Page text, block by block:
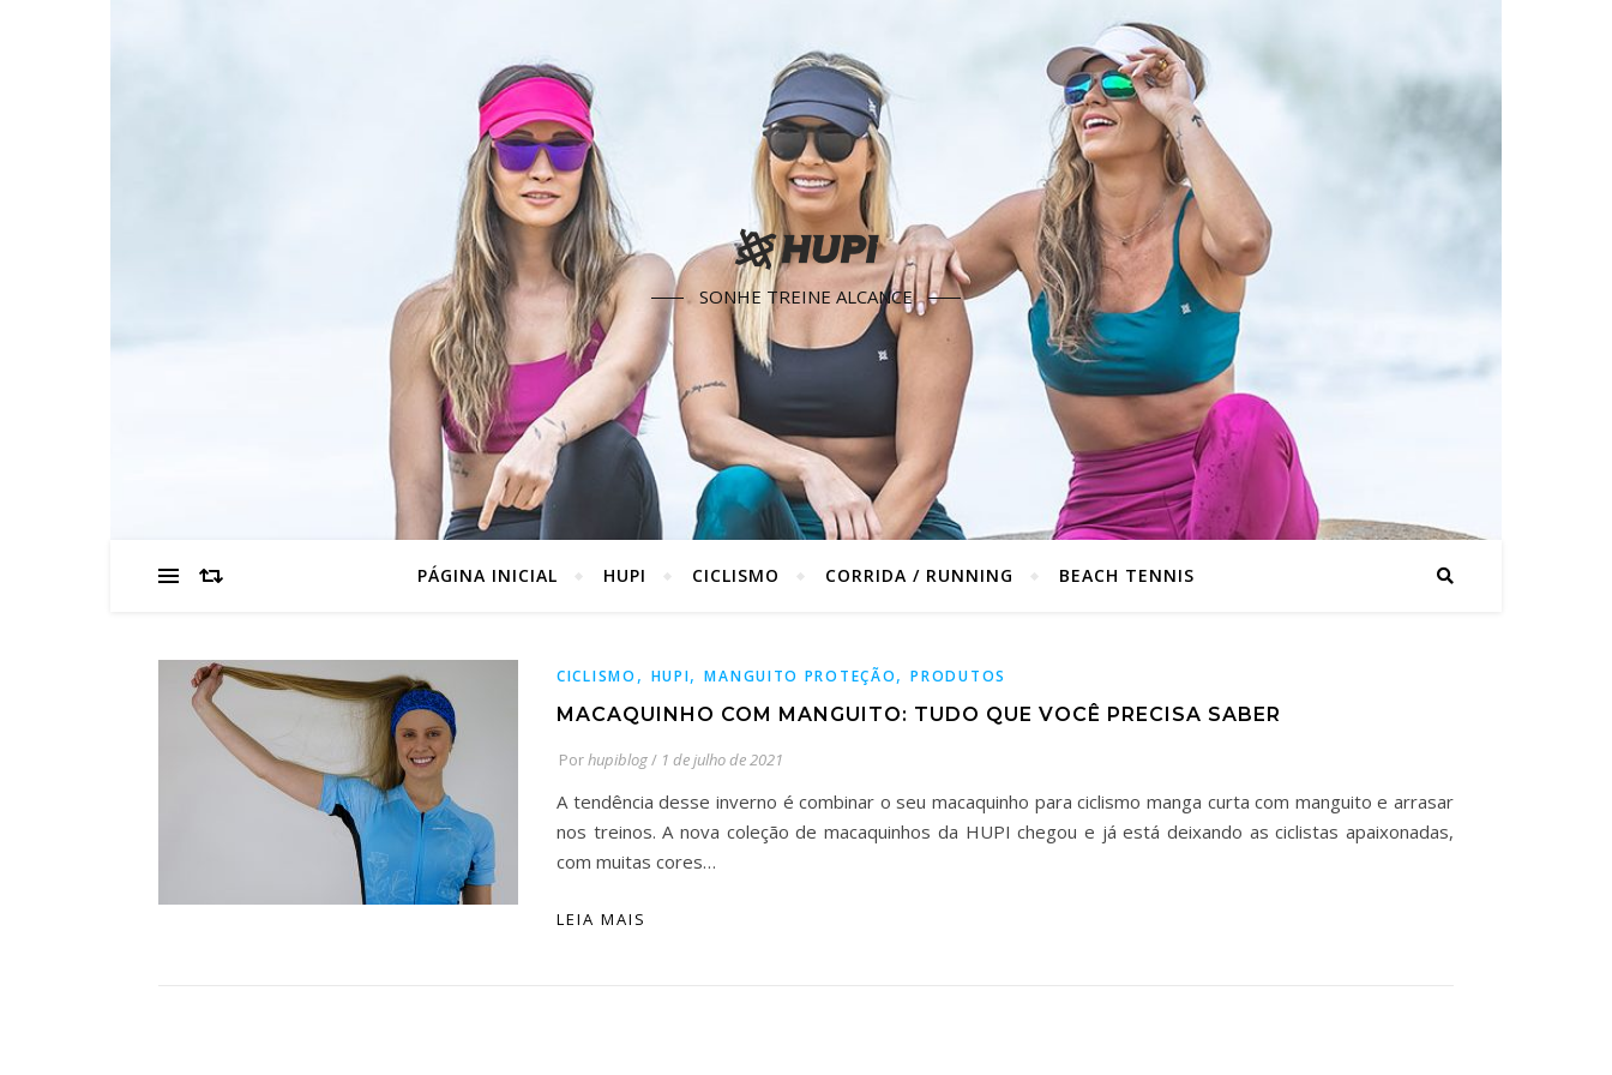
SONHE TREINE ALCANCE
PÁGINA INICIAL HUPI CICLISMO CORRIDA / RUNNING BEACH TENNIS
CICLISMO , HUPI,MANGUITO PROTEÇÃO,PRODUTOS
MACAQUINHO COM MANGUITO: TUDO QUE VOCÊ PRECISA SABER
Porhupiblog/ 1 de julho de 2021
A tendência desse inverno é combinar o seu macaquinho para ciclismo manga curta com manguito e arrasar
nos treinos. A nova coleção de macaquinhos da HUPI chegou e já está deixando as ciclistas apaixonadas,
com muitas cores…
LEIA MAIS